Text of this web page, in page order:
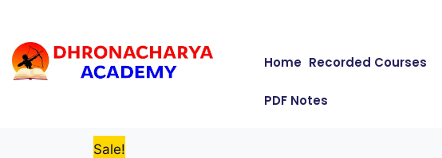
Home Recorded Courses
PDF Notes
Sale!
Sale!
Sale!
Sale!
Sale!